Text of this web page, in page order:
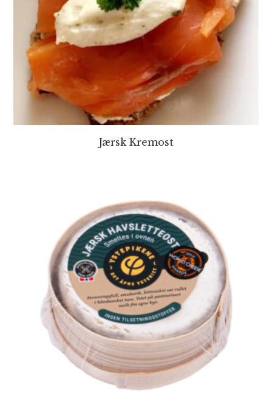
Jærsk Kremost